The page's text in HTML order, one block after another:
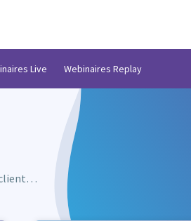
Live Webinaires Replay
client…